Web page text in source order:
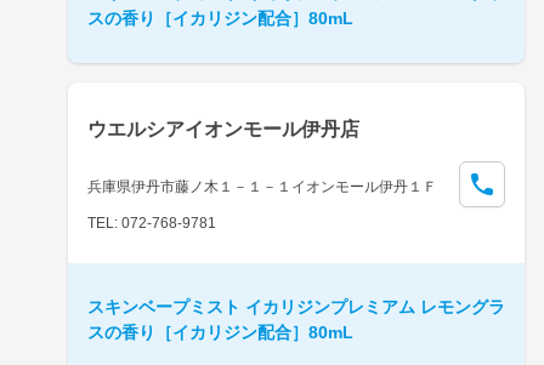
スの香り［イカリジン配合］80mL
ウエルシアイオンモール伊丹店
兵庫県伊丹市藤ノ木１－１－１イオンモール伊丹１Ｆ
TEL: 072-768-9781
スキンベープミスト イカリジンプレミアム レモングラ
スの香り［イカリジン配合］80mL